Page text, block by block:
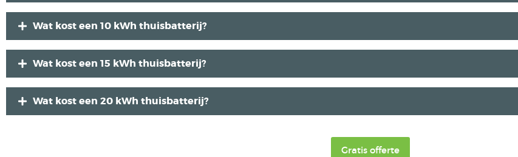
Wat kost een 10 kWh thuisbatterij?
Wat kost een 15 kWh thuisbatterij?
Wat kost een 20 kWh thuisbatterij?
Gratis offerte